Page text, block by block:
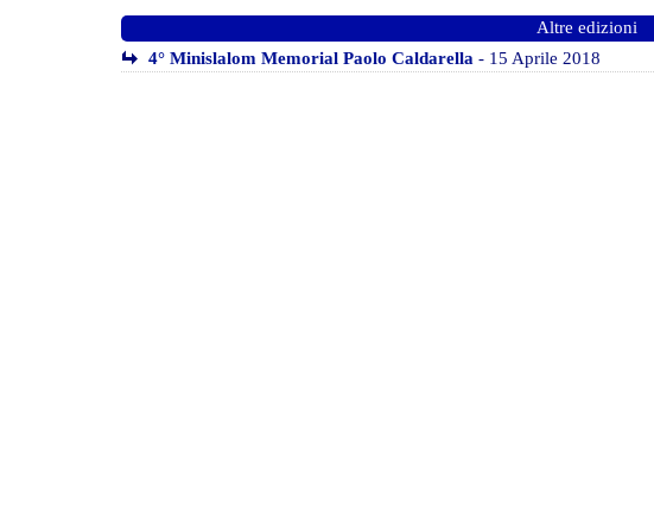
Altre edizioni
4° Minislalom Memorial Paolo Caldarella - 15 Aprile 2018